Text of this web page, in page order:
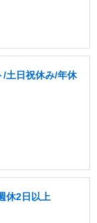
/土日祝休み/年休
休2日以上